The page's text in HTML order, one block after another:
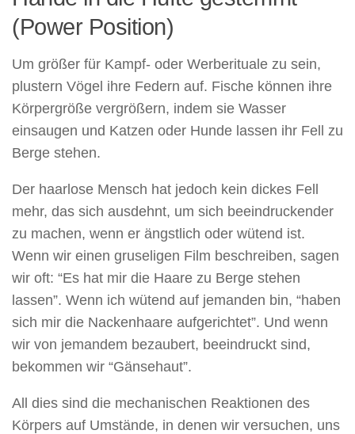
(Power Position)
Um größer für Kampf- oder Werberituale zu sein,
plustern Vögel ihre Federn auf. Fische können ihre
Körpergröße vergrößern, indem sie Wasser
einsaugen und Katzen oder Hunde lassen ihr Fell zu
Berge stehen.
Der haarlose Mensch hat jedoch kein dickes Fell
mehr, das sich ausdehnt, um sich beeindruckender
zu machen, wenn er ängstlich oder wütend ist.
Wenn wir einen gruseligen Film beschreiben, sagen
wir oft: “Es hat mir die Haare zu Berge stehen
lassen”. Wenn ich wütend auf jemanden bin, “haben
sich mir die Nackenhaare aufgerichtet”. Und wenn
wir von jemandem bezaubert, beeindruckt sind,
bekommen wir “Gänsehaut”.
All dies sind die mechanischen Reaktionen des
Körpers auf Umstände, in denen wir versuchen, uns